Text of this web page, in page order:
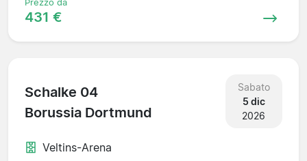
Prezzo da
431 €
Schalke 04
Borussia Dortmund
Sabato
5 dic
2026
Veltins-Arena